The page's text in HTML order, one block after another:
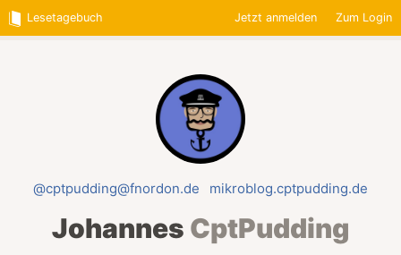
Lesetagebuch Jetzt anmelden Zum Login
@cptpudding@fnordon.de mikroblog.cptpudding.de
Johannes CptPudding